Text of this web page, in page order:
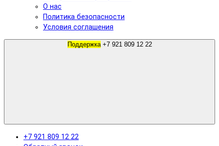
О нас
Политика безопасности
Условия соглашения
Поддержка +7 921 809 12 22
+7 921 809 12 22